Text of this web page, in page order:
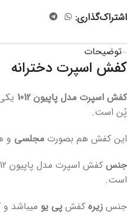
اشتراک‌گذاری:
توضیحات
کفش اسپرت دخترانه
کفش اسپرت مدل پاپیون 1012
پُن است.
این کفش هم بصورت مجلسی و
جنس کفش اسپرت مدل پاپیون 1012
است.
جنس زیره کفش پی یو میباشد و